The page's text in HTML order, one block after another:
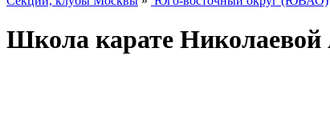
Школа карате